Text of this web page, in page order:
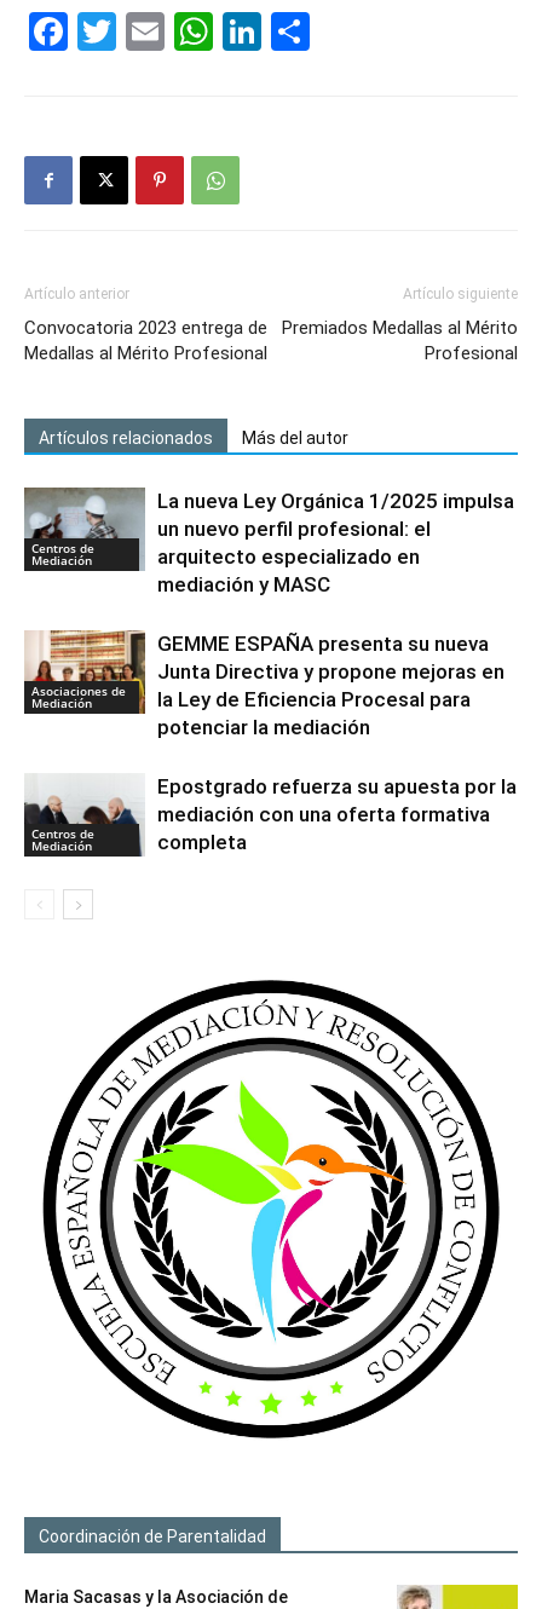
Facebook
Twitter
EmailWhatsApp
LinkedIn
Artículo anterior
Convocatoria 2023 entrega de
Medallas al Mérito Profesional
Artículo siguiente
Premiados Medallas al Mérito
Profesional
Artículos relacionados Más del autor
Centros de
Mediación
La nueva Ley Orgánica 1/2025 impulsa
un nuevo perfil profesional: el
arquitecto especializado en
mediación y MASC
Asociaciones de
Mediación
GEMME ESPAÑA presenta su nueva
Junta Directiva y propone mejoras en
la Ley de Eficiencia Procesal para
potenciar la mediación
Centros de
Mediación
Epostgrado refuerza su apuesta por la
mediación con una oferta formativa
completa
Coordinación de Parentalidad
Maria Sacasas y la Asociación de